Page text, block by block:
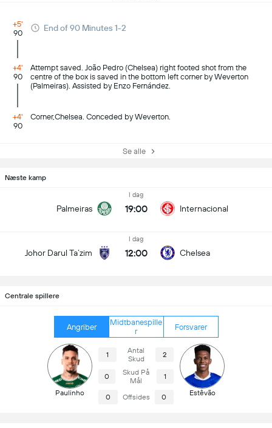
+5'
90
End of 90 Minutes 1-2
+4'
90
Attempt saved. João Pedro (Chelsea) right footed shot from the
centre of the box is saved in the bottom left corner by Weverton
(Palmeiras). Assisted by Enzo Fernández.
+4'
90
Corner,Chelsea. Conceded by Weverton.
Se alle
Næste kamp
Palmeiras
I dag
19:00 Internacional
Johor Darul Ta’zim
I dag
12:00 Chelsea
Centrale spillere
Angriber
Midtbanespille
r
Forsvarer
Paulinho
1
Antal
Skud
2
0
Skud På
Mål
1
0 Offsides 0 Estêvão